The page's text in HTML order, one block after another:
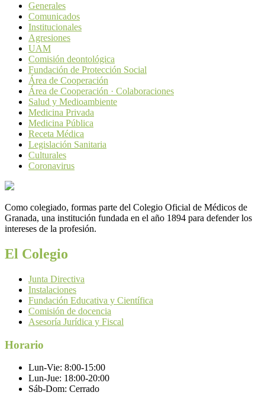
Generales
Comunicados
Institucionales
Agresiones
UAM
Comisión deontológica
Fundación de Protección Social
Área de Cooperación
Área de Cooperación · Colaboraciones
Salud y Medioambiente
Medicina Privada
Medicina Pública
Receta Médica
Legislación Sanitaria
Culturales
Coronavirus
Como colegiado, formas parte del Colegio Oficial de Médicos de
Granada, una institución fundada en el año 1894 para defender los
intereses de la profesión.
El Colegio
Junta Directiva
Instalaciones
Fundación Educativa y Científica
Comisión de docencia
Asesoría Jurídica y Fiscal
Horario
Lun-Vie: 8:00-15:00
Lun-Jue: 18:00-20:00
Sáb-Dom: Cerrado